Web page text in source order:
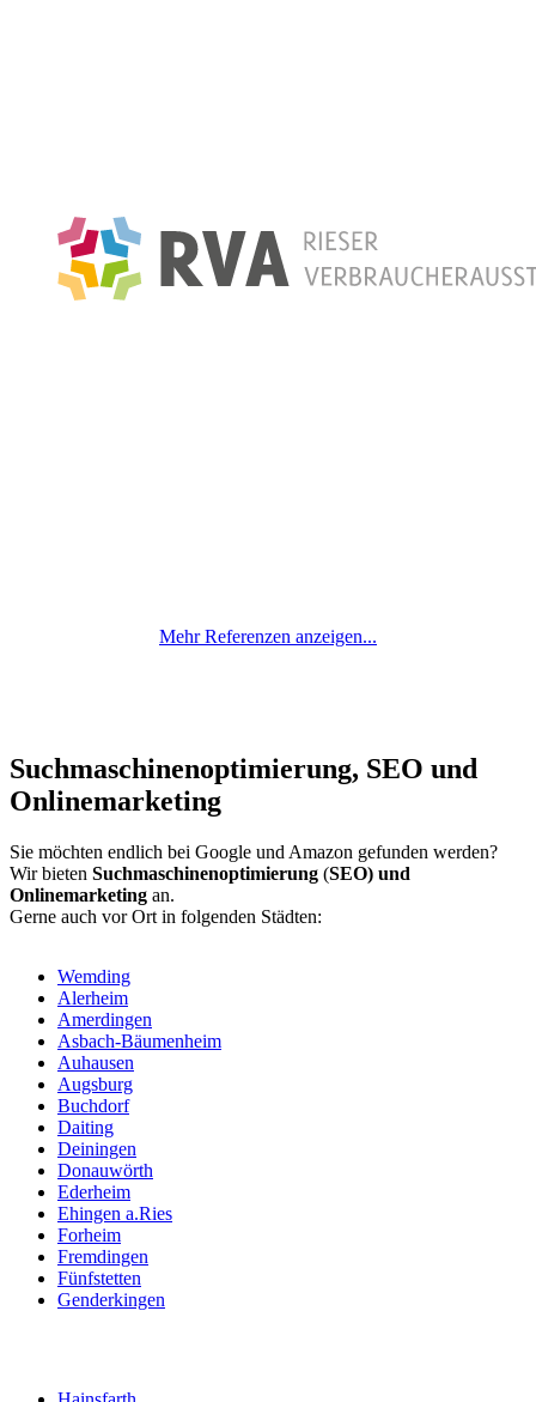
Mehr Referenzen anzeigen...
Suchmaschinenoptimierung, SEO und
Onlinemarketing
Sie möchten endlich bei Google und Amazon gefunden werden?
Wir bieten Suchmaschinenoptimierung (SEO) und
Onlinemarketing an.
Gerne auch vor Ort in folgenden Städten:
Wemding
Alerheim
Amerdingen
Asbach-Bäumenheim
Auhausen
Augsburg
Buchdorf
Daiting
Deiningen
Donauwörth
Ederheim
Ehingen a.Ries
Forheim
Fremdingen
Fünfstetten
Genderkingen